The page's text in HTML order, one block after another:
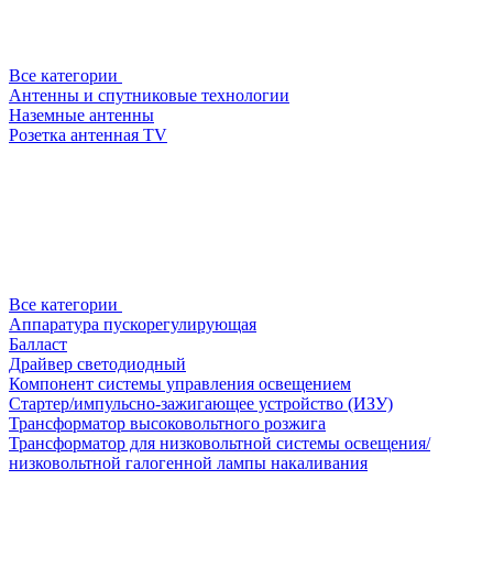
Все категории
Антенны и спутниковые технологии
Наземные антенны
Розетка антенная TV
Все категории
Аппаратура пускорегулирующая
Балласт
Драйвер светодиодный
Компонент системы управления освещением
Стартер/импульсно-зажигающее устройство (ИЗУ)
Трансформатор высоковольтного розжига
Трансформатор для низковольтной системы освещения/
низковольтной галогенной лампы накаливания